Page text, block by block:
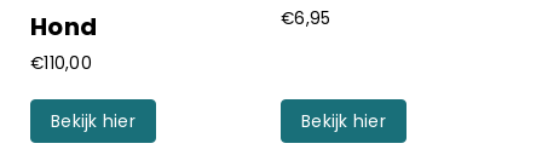
Hond
€110,00
Bekijk hier
€6,95
Bekijk hier